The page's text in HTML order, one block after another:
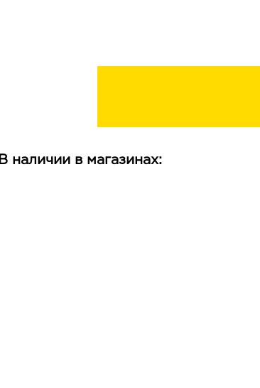
В наличии в магазинах: